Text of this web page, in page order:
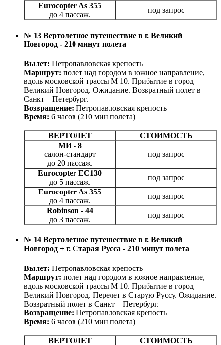
Eurocopter As 355
до 4 пассаж.
под запрос
№ 13 Вертолетное путешествие в г. Великий
Новгород - 210 минут полета
Вылет: Петропавловская крепость
Маршрут: полет над городом в южное направление,
вдоль московской трассы М 10. Прибытие в город
Великий Новгород. Ожидание. Возвратный полет в
Санкт – Петербург.
Возвращение: Петропавловская крепость
Время: 6 часов (210 мин полета)
ВЕРТОЛЕТ
СТОИМОСТЬ
МИ - 8
салон-стандарт
до 20 пассаж.
под запрос
Eurocopter EC130
до 5 пассаж.
под запрос
Eurocopter As 355
до 4 пассаж.
под запрос
Robinson - 44
до 3 пассаж.
под запрос
№ 14 Вертолетное путешествие в г. Великий
Новгород + г. Старая Русса - 210 минут полета
Вылет: Петропавловская крепость
Маршрут: полет над городом в южное направление,
вдоль московской трассы М 10. Прибытие в город
Великий Новгород. Перелет в Старую Руссу. Ожидание.
Возвратный полет в Санкт – Петербург.
Возвращение: Петропавловская крепость
Время: 6 часов (210 мин полета)
ВЕРТОЛЕТ
СТОИМОСТЬ